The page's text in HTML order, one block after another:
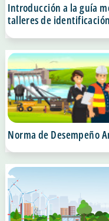
Introducción a la guía
talleres de
Norma de Desempeño